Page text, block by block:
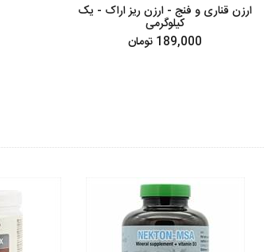
ارزن قناری و فنج - ارزن ریز اراک - یک
کیلوگرمی
189,000 تومان